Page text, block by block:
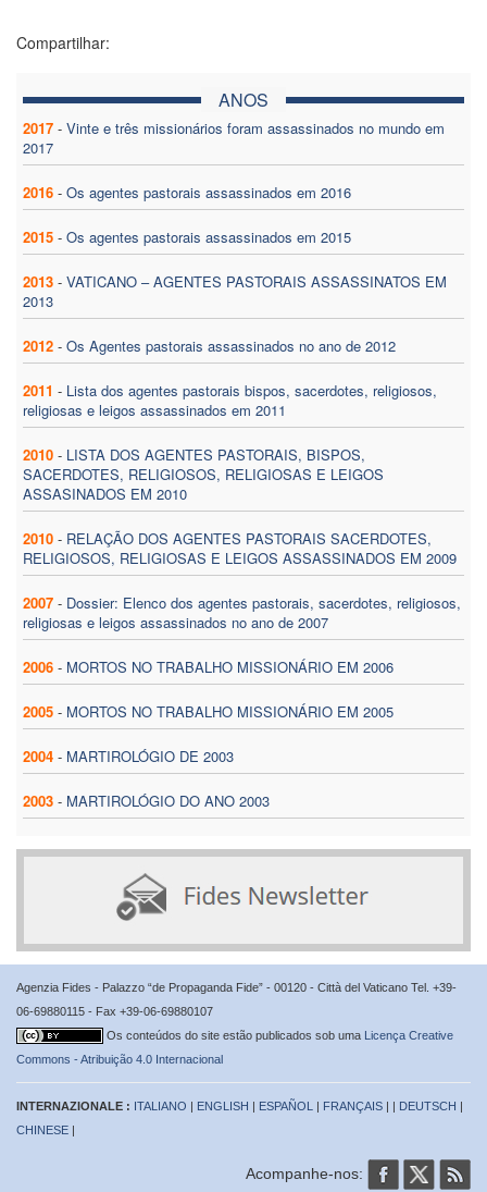
Compartilhar:
ANOS
2017 - Vinte e três missionários foram assassinados no mundo em
2017
2016 - Os agentes pastorais assassinados em 2016
2015 - Os agentes pastorais assassinados em 2015
2013 - VATICANO – AGENTES PASTORAIS ASSASSINATOS EM
2013
2012 - Os Agentes pastorais assassinados no ano de 2012
2011 - Lista dos agentes pastorais bispos, sacerdotes, religiosos,
religiosas e leigos assassinados em 2011
2010 - LISTA DOS AGENTES PASTORAIS, BISPOS,
SACERDOTES, RELIGIOSOS, RELIGIOSAS E LEIGOS
ASSASINADOS EM 2010
2010 - RELAÇÃO DOS AGENTES PASTORAIS SACERDOTES,
RELIGIOSOS, RELIGIOSAS E LEIGOS ASSASSINADOS EM 2009
2007 - Dossier: Elenco dos agentes pastorais, sacerdotes, religiosos,
religiosas e leigos assassinados no ano de 2007
2006 - MORTOS NO TRABALHO MISSIONÁRIO EM 2006
2005 - MORTOS NO TRABALHO MISSIONÁRIO EM 2005
2004 - MARTIROLÓGIO DE 2003
2003 - MARTIROLÓGIO DO ANO 2003
Agenzia Fides - Palazzo “de Propaganda Fide” - 00120 - Città del Vaticano Tel. +39-
06-69880115 - Fax +39-06-69880107
Os conteúdos do site estão publicados sob uma Licença Creative
Commons - Atribuição 4.0 Internacional
INTERNAZIONALE : ITALIANO | ENGLISH | ESPAÑOL | FRANÇAIS | | DEUTSCH |
CHINESE |
Acompanhe-nos: